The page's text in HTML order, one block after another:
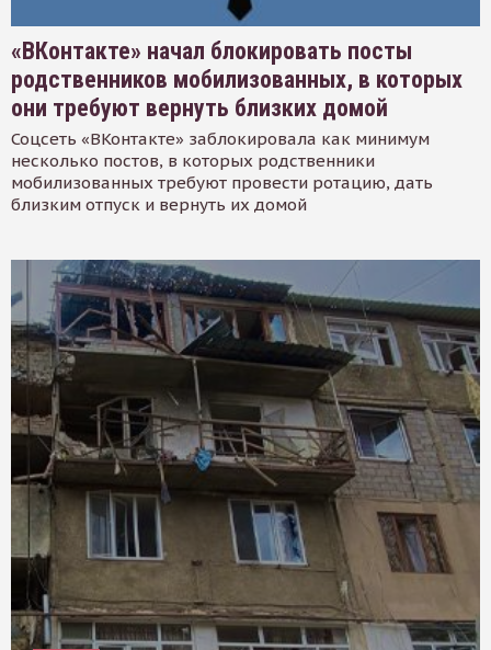
«ВКонтакте» начал блокировать посты
родственников мобилизованных, в которых
они требуют вернуть близких домой
Соцсеть «ВКонтакте» заблокировала как минимум
несколько постов, в которых родственники
мобилизованных требуют провести ротацию, дать
близким отпуск и вернуть их домой